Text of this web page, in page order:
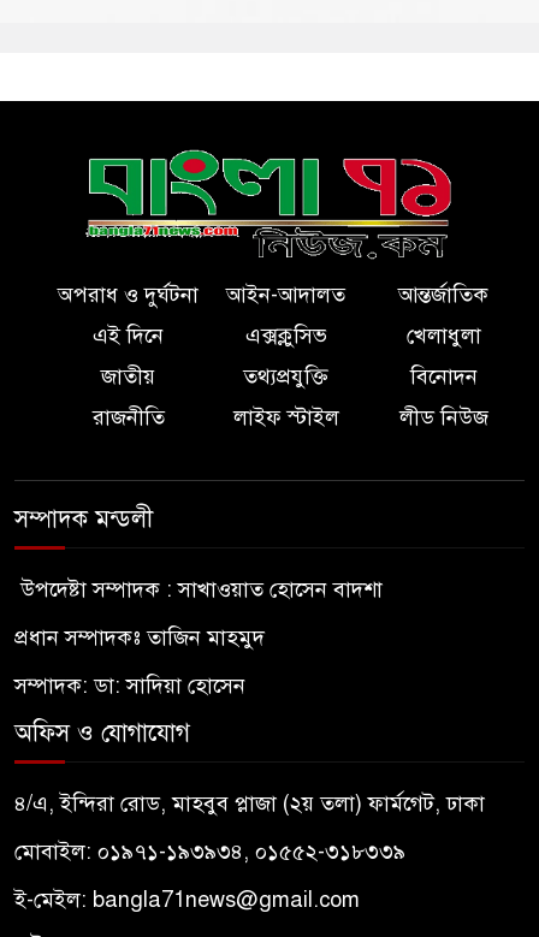
অপরাধ ও দুর্ঘটনা আইন-আদালত
আন্তর্জাতিক
এই দিনে
এক্সক্লুসিভ
খেলাধুলা
জাতীয়
তথ্যপ্রযুক্তি
বিনোদন
রাজনীতি
লাইফ স্টাইল লীড নিউজ
সম্পাদক মন্ডলী
উপদেষ্টা সম্পাদক : সাখাওয়াত হোসেন বাদশা
প্রধান সম্পাদকঃ তাজিন মাহমুদ
সম্পাদক: ডা: সাদিয়া হোসেন
অফিস ও যোগাযোগ
৪/এ, ইন্দিরা রোড, মাহবুব প্লাজা (২য় তলা) ফার্মগেট, ঢাকা
মোবাইল: ০১৯৭১-১৯৩৯৩৪, ০১৫৫২-৩১৮৩৩৯
ই-মেইল: bangla71news@gmail.com